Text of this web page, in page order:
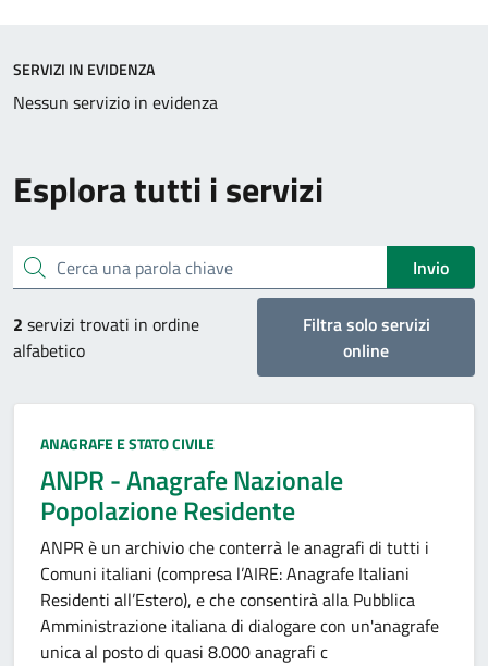
Esplora tutti i servizi
Cerca una parola chiave Invio
2 servizi trovati in ordine
alfabetico
Filtra solo servizi
online
Categoria:
ANAGRAFE E STATO CIVILE
ANPR - Anagrafe Nazionale
Popolazione Residente
ANPR è un archivio che conterrà le anagrafi di tutti i
Comuni italiani (compresa l’AIRE: Anagrafe Italiani
Residenti all’Estero), e che consentirà alla Pubblica
Amministrazione italiana di dialogare con un'anagrafe
unica al posto di quasi 8.000 anagrafi c
SERVIZI IN EVIDENZA
Nessun servizio in evidenza